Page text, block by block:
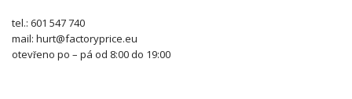
tel.: 601 547 740
mail: hurt@factoryprice.eu
otevřeno po – pá od 8:00 do 19:00